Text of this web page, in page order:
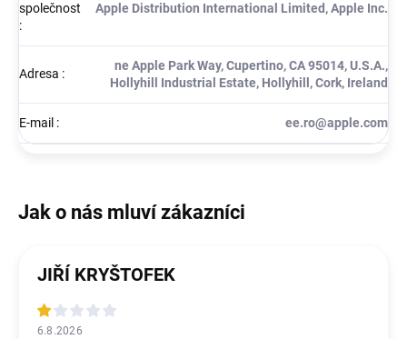
společnost
:
Apple Distribution International Limited, Apple Inc.
Adresa :
ne Apple Park Way, Cupertino, CA 95014, U.S.A.,
Hollyhill Industrial Estate, Hollyhill, Cork, Ireland
E-mail : ee.ro@apple.com
JIŘÍ KRYŠTOFEK
6.8.2026